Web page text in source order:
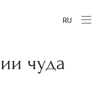
RU
чуда